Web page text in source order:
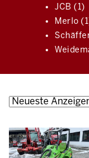
JCB (1)
Merlo